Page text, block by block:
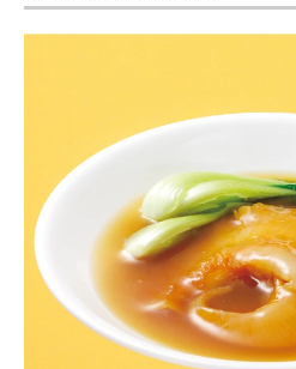
ちょっと気になるネットの話題